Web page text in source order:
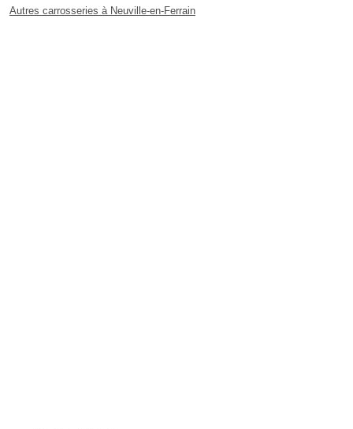
Autres carrosseries à Neuville-en-Ferrain